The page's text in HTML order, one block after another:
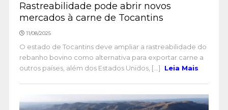
Rastreabilidade pode abrir novos
mercados à carne de Tocantins
11/08/2025
O estado de Tocantins deve ampliar a rastreabilidade do
rebanho bovino como alternativa para exportar carne a
outros países, além dos Estados Unidos, [...]
Leia Mais